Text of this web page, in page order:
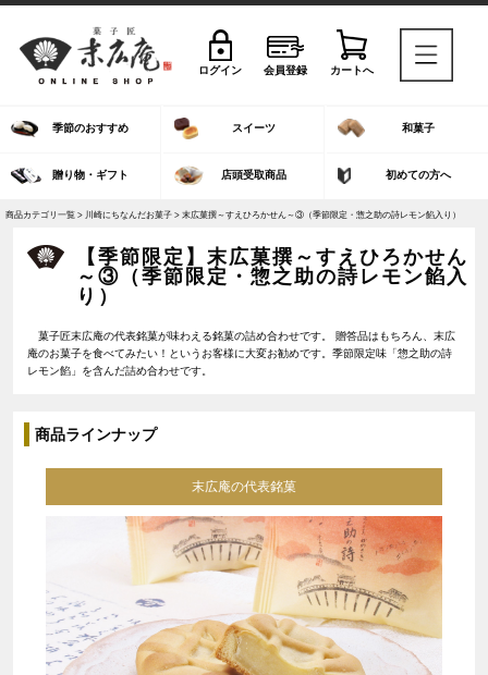
ログイン 会員登録 カートへ
季節のおすすめ スイーツ 和菓子
贈り物・ギフト 店頭受取商品 初めての方へ
商品カテゴリ一覧 > 川崎にちなんだお菓子 > 末広菓撰～すえひろかせん～③（季節限定・惣之助の詩レモン餡入り）
【季節限定】末広菓撰～すえひろかせん
～③（季節限定・惣之助の詩レモン餡入
り）
菓子匠末広庵の代表銘菓が味わえる銘菓の詰め合わせです。 贈答品はもちろん、末広
庵のお菓子を食べてみたい！というお客様に大変お勧めです。季節限定味「惣之助の詩
レモン餡」を含んだ詰め合わせです。
商品ラインナップ
末広庵の代表銘菓